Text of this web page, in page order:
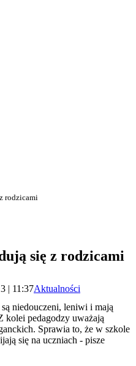
rodzicami
się z rodzicami
| 11:37Aktualności
niedouczeni, leniwi i mają
kolei pedagodzy uważają
Sprawia to, że w szkole
się na uczniach - pisze